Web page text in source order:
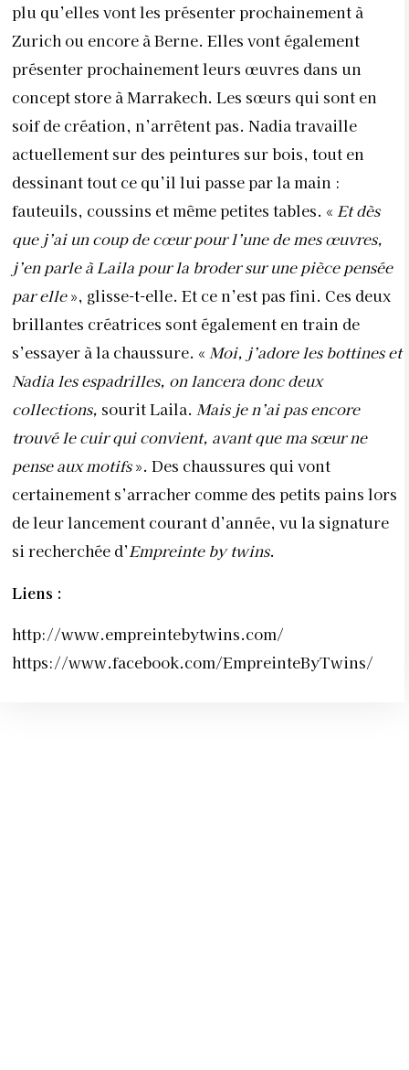
plu qu’elles vont les présenter prochainement à
Zurich ou encore à Berne. Elles vont également
présenter prochainement leurs œuvres dans un
concept store à Marrakech. Les sœurs qui sont en
soif de création, n’arrêtent pas. Nadia travaille
actuellement sur des peintures sur bois, tout en
dessinant tout ce qu’il lui passe par la main :
fauteuils, coussins et même petites tables. « Et dès
que j’ai un coup de cœur pour l’une de mes œuvres,
j’en parle à Laila pour la broder sur une pièce pensée
par elle», glisse-t-elle. Et ce n’est pas fini. Ces deux
brillantes créatrices sont également en train de
s’essayer à la chaussure. « Moi, j’adore les bottines et
Nadia les espadrilles, on lancera donc deux
collections, sourit Laila. Mais je n’ai pas encore
trouvé le cuir qui convient, avant que ma sœur ne
pense aux motifs». Des chaussures qui vont
certainement s’arracher comme des petits pains lors
de leur lancement courant d’année, vu la signature
si recherchée d’Empreinte by twins.
Liens :
http://www.empreintebytwins.com/
https://www.facebook.com/EmpreinteByTwins/